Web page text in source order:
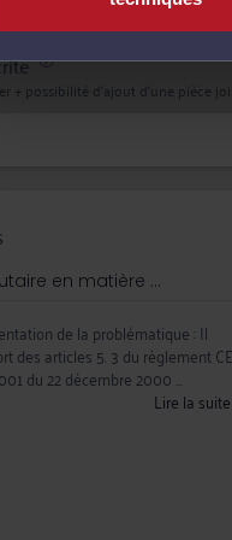
+ possibilité d'ajout d'une pièce
en matière ...
de la problématique : Il
des articles 5. 3 du règlement CE
du 22 décembre 2000 ...
Lire la suite